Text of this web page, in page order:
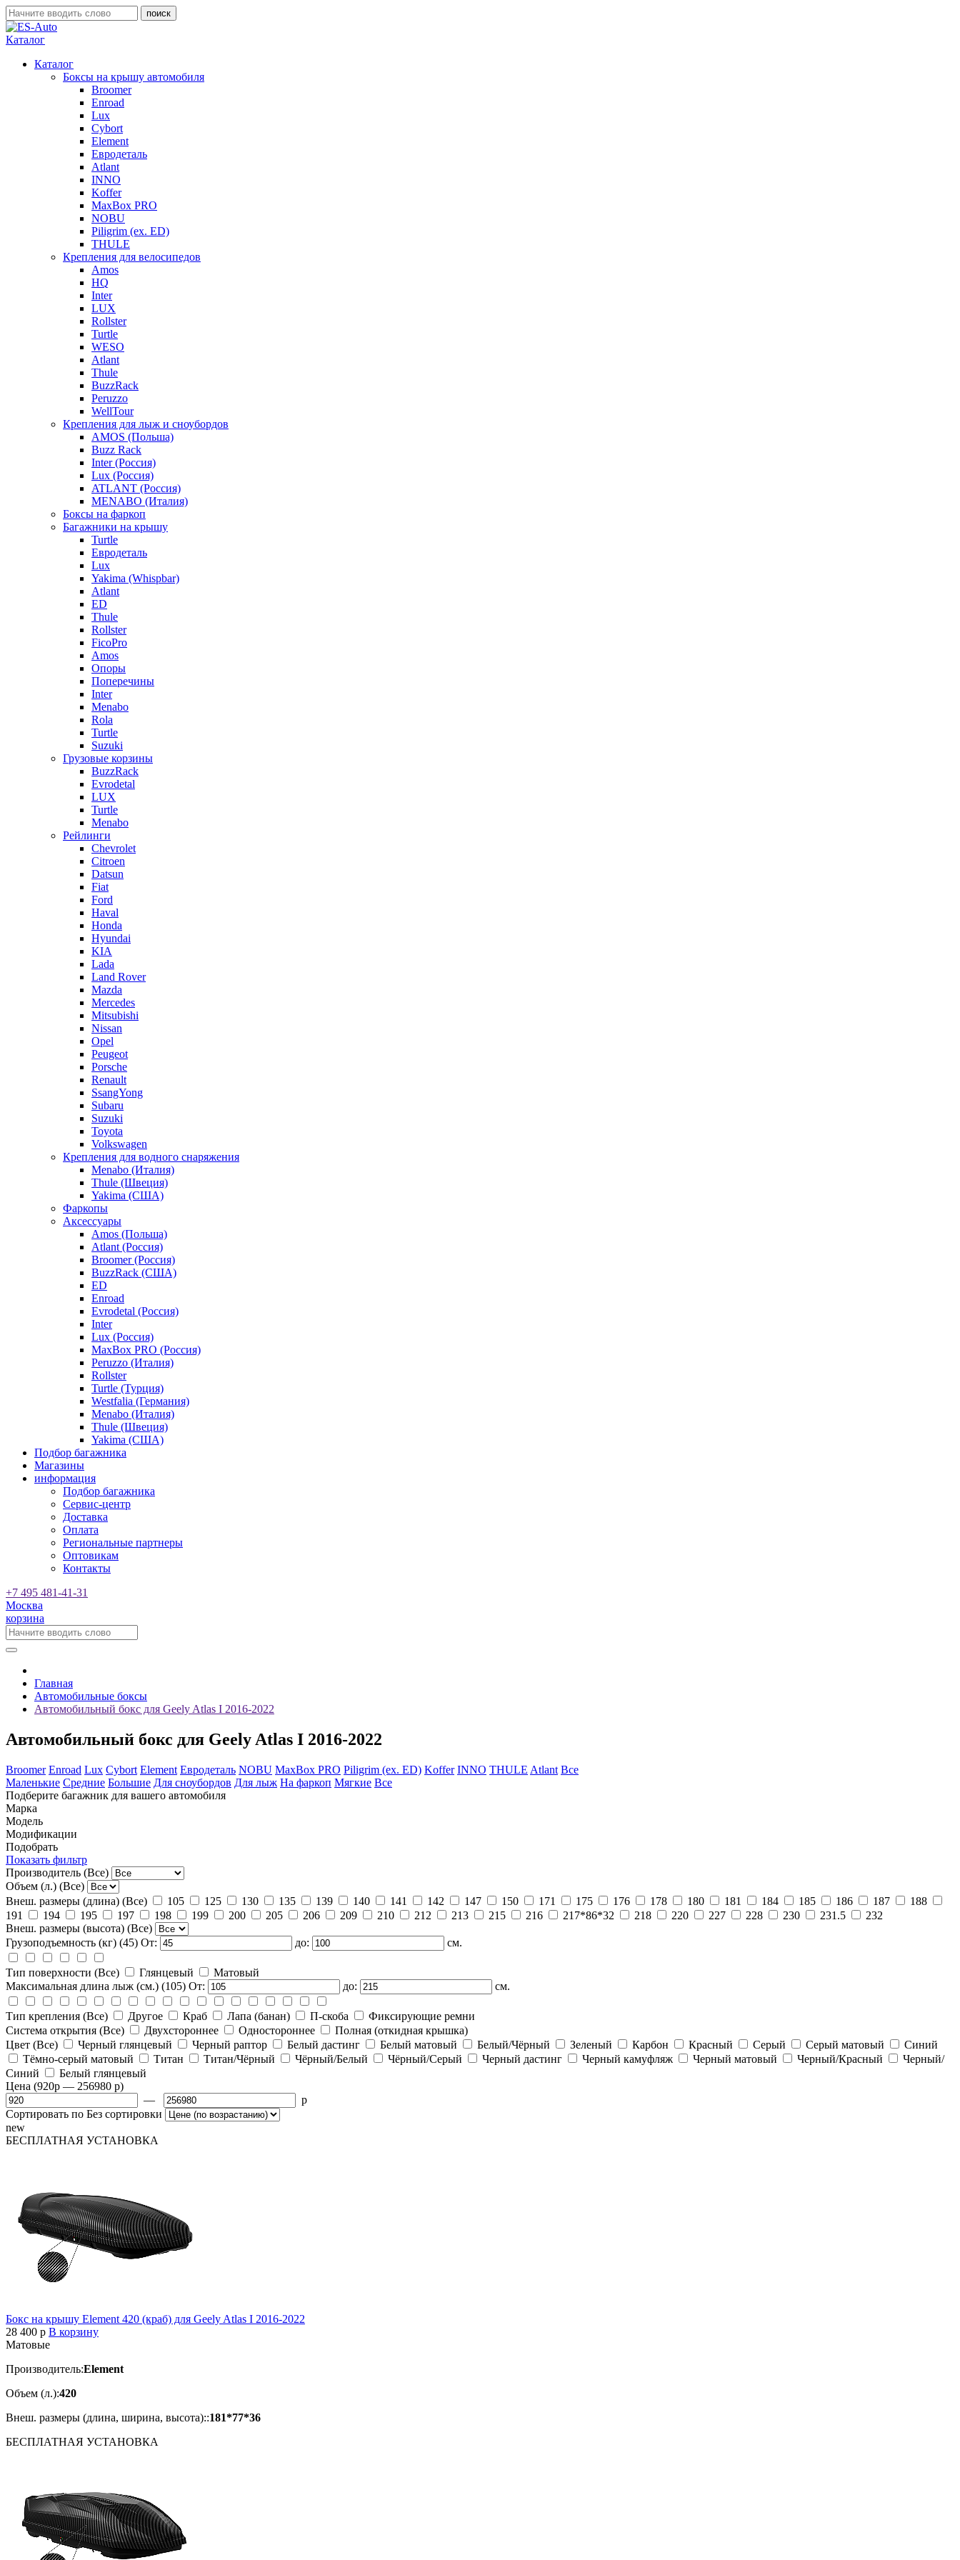
Каталог
Каталог
Боксы на крышу автомобиля
Broomer
Enroad
Lux
Cybort
Element
Евродеталь
Atlant
INNO
Koffer
MaxBox PRO
NOBU
Piligrim (ex. ED)
THULE
Крепления для велосипедов
Amos
HQ
Inter
LUX
Rollster
Turtle
WESO
Atlant
Thule
BuzzRack
Peruzzo
WellTour
Крепления для лыж и сноубордов
AMOS (Польша)
Buzz Rack
Inter (Россия)
Lux (Россия)
ATLANT (Россия)
MENABO (Италия)
Боксы на фаркоп
Багажники на крышу
Turtle
Евродеталь
Lux
Yakima (Whispbar)
Atlant
ED
Thule
Rollster
FicoPro
Amos
Опоры
Поперечины
Inter
Menabo
Rola
Turtle
Suzuki
Грузовые корзины
BuzzRack
Evrodetal
LUX
Turtle
Menabo
Рейлинги
Chevrolet
Citroen
Datsun
Fiat
Ford
Haval
Honda
Hyundai
KIA
Lada
Land Rover
Mazda
Mercedes
Mitsubishi
Nissan
Opel
Peugeot
Porsche
Renault
SsangYong
Subaru
Suzuki
Toyota
Volkswagen
Крепления для водного снаряжения
Menabo (Италия)
Thule (Швеция)
Yakima (США)
Фаркопы
Аксессуары
Amos (Польша)
Atlant (Россия)
Broomer (Россия)
BuzzRack (США)
ED
Enroad
Evrodetal (Россия)
Inter
Lux (Россия)
MaxBox PRO (Россия)
Peruzzo (Италия)
Rollster
Turtle (Турция)
Westfalia (Германия)
Menabo (Италия)
Thule (Швеция)
Yakima (США)
Подбор багажника
Магазины
информация
Подбор багажника
Сервис-центр
Доставка
Оплата
Региональные партнеры
Оптовикам
Контакты
+7 495 481-41-31
Москва
корзина
Главная
Автомобильные боксы
Автомобильный бокс для Geely Atlas I 2016-2022
Автомобильный бокс для Geely Atlas I 2016-2022
Broomer Enroad Lux Cybort Element Евродеталь NOBU MaxBox PRO Piligrim (ex. ED) Koffer INNO THULE Atlant Все
Маленькие Средние Большие Для сноубордов Для лыж На фаркоп Мягкие Все
Подберите багажник для вашего автомобиля
Марка
Модель
Модификации
Подобрать
Показать фильтр
Производитель (Все)
Объем (л.) (Все)
Внеш. размеры (длина) (Все) 105 125 130 135 139 140 141 142 147 150 171 175 176 178 180 181 184 185 186 187
188
191
194 195 197 198 199 200 205 206 209 210 212 213 215 216 217*86*32 218 220 227 228 230 231.5
232
Внеш. размеры (высота) (Все)
Грузоподъемность (кг) (45) От: до: см.
Тип поверхности (Все) Глянцевый
Матовый
Максимальная длина лыж (см.) (105) От: до: см.
Тип крепления (Все) Другое Краб Лапа (банан) П-скоба
Фиксирующие ремни
Система открытия (Все) Двухстороннее Одностороннее
Полная (откидная крышка)
Цвет (Все) Черный глянцевый Черный раптор Белый дастинг Белый матовый Белый/Чёрный Зеленый Карбон Красный Серый Серый матовый
Синий
Тёмно-серый матовый
Титан Титан/Чёрный Чёрный/Белый Чёрный/Серый Черный дастинг Черный камуфляж Черный матовый Черный/Красный
Черный/
Синий
Белый глянцевый
Цена (920p — 256980 p)
—
p
Сортировать по Без сортировки
new
БЕСПЛАТНАЯ УСТАНОВКА
Бокс на крышу Element 420 (краб) для Geely Atlas I 2016-2022
28 400 p В корзину
Матовые
Производитель:Element
Объем (л.):420
Внеш. размеры (длина, ширина, высота)::181*77*36
БЕСПЛАТНАЯ УСТАНОВКА